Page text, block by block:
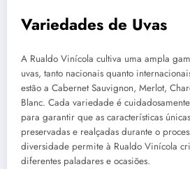
Variedades de Uvas
A Rualdo Vinícola cultiva uma ampla
uvas, tanto nacionais quanto
estão a Cabernet Sauvignon, Merlot,
Blanc. Cada variedade é
para garantir que as características
preservadas e realçadas durante o
diversidade permite à Rualdo Vinícola
diferentes paladares e ocasiões.